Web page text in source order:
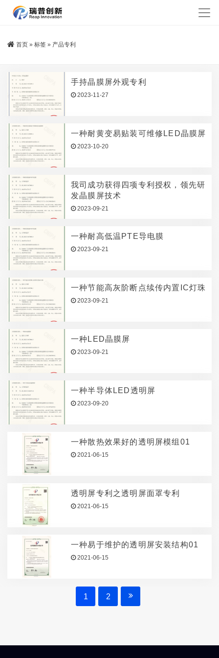
首页 » 标签 » 产品专利
手持晶膜屏外观专利
2023-11-27
一种耐黄变易贴装可维修LED晶膜屏
2023-10-20
我司成功获得四项专利授权，领先研
发晶膜屏技术
2023-09-21
一种耐高低温PTE导电膜
2023-09-21
一种节能高灰阶断点续传内置IC灯珠
2023-09-21
一种LED晶膜屏
2023-09-21
一种半导体LED透明屏
2023-09-20
一种散热效果好的透明屏模组01
2021-06-15
透明屏专利之透明屏面罩专利
2021-06-15
一种易于维护的透明屏安装结构01
2021-06-15
1 2